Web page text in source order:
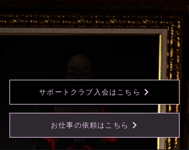
お仕事の依頼はこちら
サポートクラブ入会はこちら